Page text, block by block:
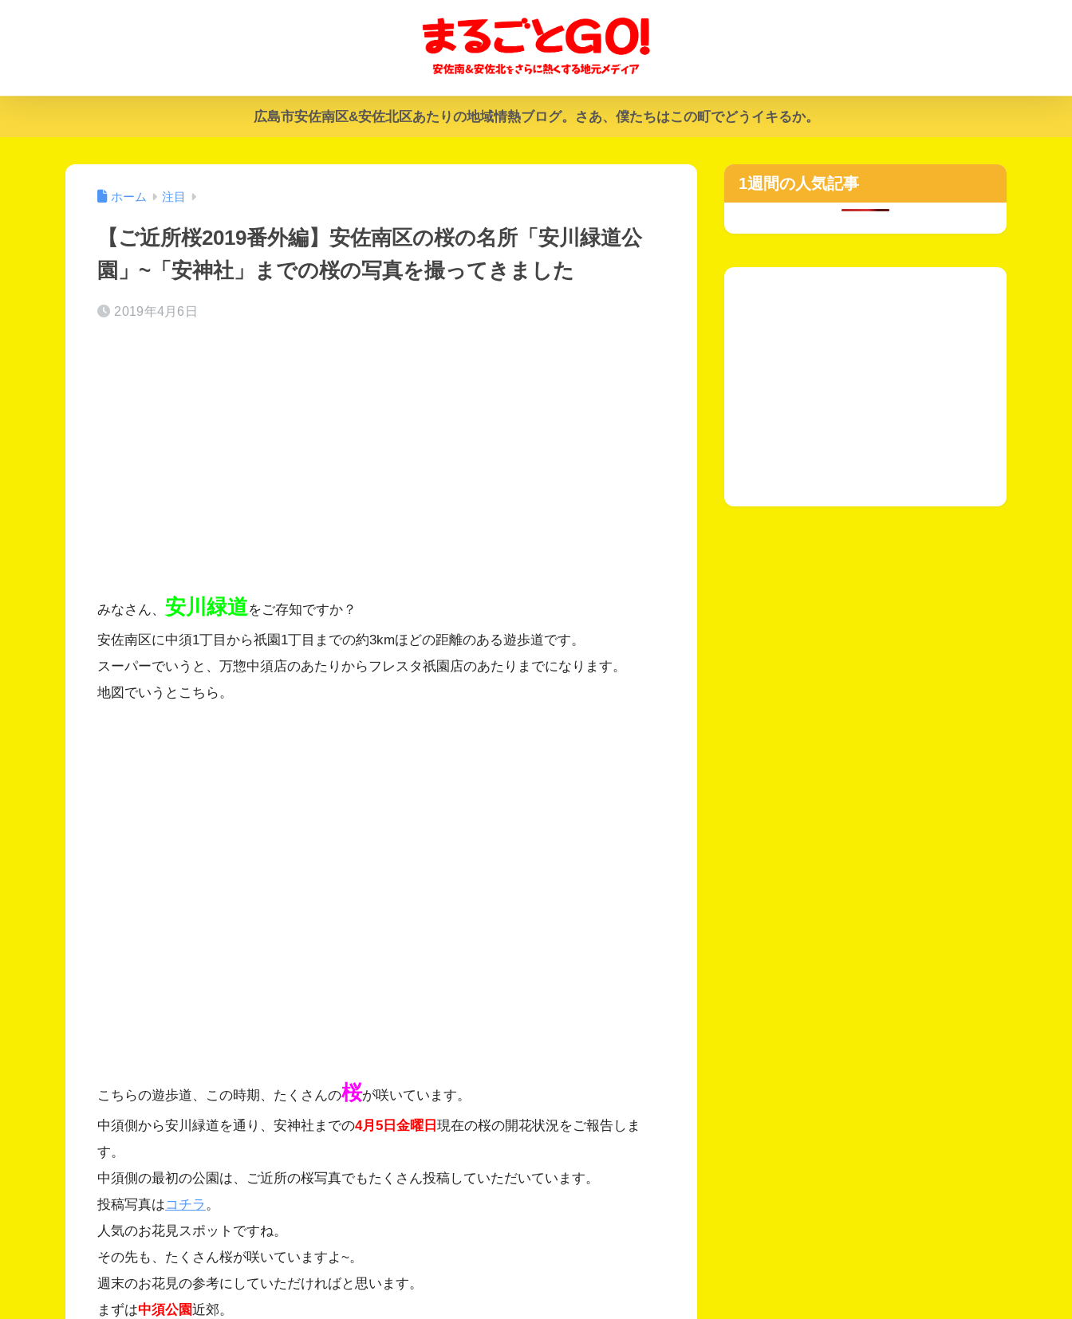
広島市安佐南区&安佐北区あたりの地域情熱ブログ。さあ、僕たちはこの町でどうイキるか。
ホーム 注目
【ご近所桜2019番外編】安佐南区の桜の名所「安川緑道公
園」~「安神社」までの桜の写真を撮ってきました
2019年4月6日
みなさん、 安川緑道をご存知ですか？
安佐南区に中須1丁目から祇園1丁目までの約3kmほどの距離のある遊歩道です。
スーパーでいうと、万惣中須店のあたりからフレスタ祇園店のあたりまでになります。
地図でいうとこちら。
こちらの遊歩道、この時期、たくさんの桜が咲いています。
中須側から安川緑道を通り、安神社までの4月5日金曜日 現在の桜の開花状況をご報告しま
す。
中須側の最初の公園は、ご近所の桜写真でもたくさん投稿していただいています。
投稿写真はコチラ 。
人気のお花見スポットですね。
その先も、たくさん桜が咲いていますよ~。
週末のお花見の参考にしていただければと思います。
まずは中須公園近郊。
1週間の人気記事